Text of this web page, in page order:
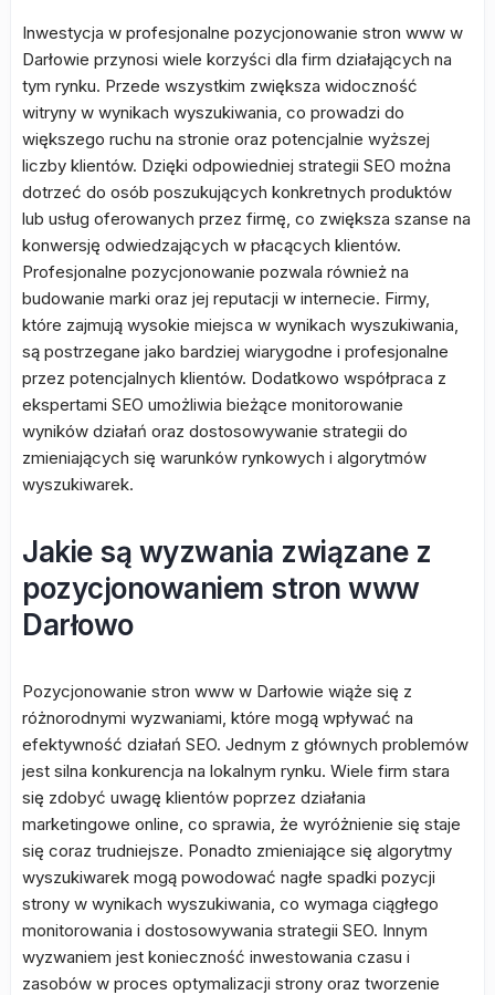
Inwestycja w profesjonalne pozycjonowanie stron www w
Darłowie przynosi wiele korzyści dla firm działających na
tym rynku. Przede wszystkim zwiększa widoczność
witryny w wynikach wyszukiwania, co prowadzi do
większego ruchu na stronie oraz potencjalnie wyższej
liczby klientów. Dzięki odpowiedniej strategii SEO można
dotrzeć do osób poszukujących konkretnych produktów
lub usług oferowanych przez firmę, co zwiększa szanse na
konwersję odwiedzających w płacących klientów.
Profesjonalne pozycjonowanie pozwala również na
budowanie marki oraz jej reputacji w internecie. Firmy,
które zajmują wysokie miejsca w wynikach wyszukiwania,
są postrzegane jako bardziej wiarygodne i profesjonalne
przez potencjalnych klientów. Dodatkowo współpraca z
ekspertami SEO umożliwia bieżące monitorowanie
wyników działań oraz dostosowywanie strategii do
zmieniających się warunków rynkowych i algorytmów
wyszukiwarek.
Jakie są wyzwania związane z
pozycjonowaniem stron www
Darłowo
Pozycjonowanie stron www w Darłowie wiąże się z
różnorodnymi wyzwaniami, które mogą wpływać na
efektywność działań SEO. Jednym z głównych problemów
jest silna konkurencja na lokalnym rynku. Wiele firm stara
się zdobyć uwagę klientów poprzez działania
marketingowe online, co sprawia, że wyróżnienie się staje
się coraz trudniejsze. Ponadto zmieniające się algorytmy
wyszukiwarek mogą powodować nagłe spadki pozycji
strony w wynikach wyszukiwania, co wymaga ciągłego
monitorowania i dostosowywania strategii SEO. Innym
wyzwaniem jest konieczność inwestowania czasu i
zasobów w proces optymalizacji strony oraz tworzenie